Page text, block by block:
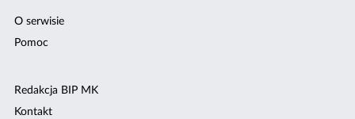
O serwisie
Pomoc
Redakcja BIP MK
Kontakt